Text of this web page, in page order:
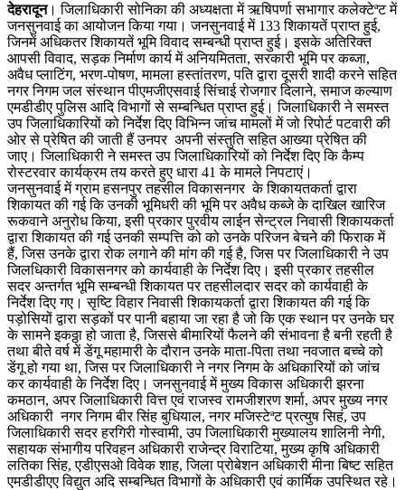
देहरादून। जिलाधिकारी सोनिका की अध्यक्षता में ऋषिपर्णा सभागार कलेक्टेªट में
जनसुनवाई का आयोजन किया गया। जनसुनवाई में 133 शिकायतें प्राप्त हुई,
जिनमें अधिकतर शिकायतें भूमि विवाद सम्बन्धी प्राप्त हुई। इसके अतिरिक्त
आपसी विवाद, सड़क निर्माण कार्य में अनियमितता, सरकारी भूमि पर कब्जा,
अवैध प्लाटिंग, भरण-पोषण, मामला हस्तांतरण, पति द्वारा दूसरी शादी करने सहित
नगर निगम जल संस्थान पीएमजीएसवाई सिंचाई रोजगार दिलाने, समाज कल्याण
एमडीडीए पुलिस आदि विभागों से सम्बन्धित प्राप्त हुई। जिलाधिकारी ने समस्त
उप जिलाधिकारियों को निर्देश दिए विभिन्न जांच मामलों में जो रिपोर्ट पटवारी की
ओर से प्रेषित की जाती हैं उनपर अपनी संस्तुति सहित आख्या प्रेषित की
जाए। जिलाधिकारी ने समस्त उप जिलाधिकारियों को निर्देश दिए कि कैम्प
रोस्टरवार कार्यक्रम तय करते हुए धारा 41 के मामले निपटाएं।
जनसुनवाई में ग्राम हसनपुर तहसील विकासनगर के शिकायतकर्ता द्वारा
शिकायत की गई कि उनकी भूमिधरी की भूमि पर अवैध कब्जे के दाखिल खारिज
रूकवाने अनुरोध किया, इसी प्रकार पुरवीय लाईन सेन्ट्रल निवासी शिकायकर्ता
द्वारा शिकायत की गई उनकी सम्पत्ति को को उनके परिजन बेचने की फिराक में
हैं, जिस उनके द्वारा रोक लगाने की मांग की गई है, जिस पर जिलाधिकारी ने उप
जिलधिकारी विकासनगर को कार्यवाही के निर्देश दिए। इसी प्रकार तहसील
सदर अन्तर्गत भूमि सम्बन्धी शिकायत पर तहसीलदार सदर को कार्यवाही के
निर्देश दिए गए। सृष्टि विहार निवासी शिकायकर्ता द्वारा शिकायत की गई कि
पड़ोसियों द्वारा सड़कों पर पानी बहाया जा रहा है जो कि एक स्थान पर उनके घर
के सामने इकठ्ठा हो जाता है, जिससे बीमारियों फैलने की संभावना है बनी रहती है
तथा बीते वर्ष में डेंगू महामारी के दौरान उनके माता-पिता तथा नवजात बच्चे को
डेंगू हो गया था, जिस पर जिलाधिकारी ने नगर निगम के अधिकारियों को जांच
कर कार्यवाही के निर्देश दिए। जनसुनवाई में मुख्य विकास अधिकारी झरना
कमठान, अपर जिलाधिकारी वित्त एवं राजस्व रामजीशरण शर्मा, अपर मुख्य नगर
अधिकारी नगर निगम बीर सिंह बुधियाल, नगर मजिस्टेªट प्रत्युष सिहं, उप
जिलाधिकारी सदर हरगिरी गोस्वामी, उप जिलाधिकारी मुख्यालय शालिनी नेगी,
सहायक संभागीय परिवहन अधिकारी राजेन्द्र विराटिया, मुख्य कृषि अधिकारी
लतिका सिंह, एडीएसओ विवेक शाह, जिला प्रोबेशन अधिकारी मीना बिष्ट सहित
एमडीडीएए विद्युत अदि सम्बन्धित विभागों के अधिकारी एवं कार्मिक उपस्थित रहे।